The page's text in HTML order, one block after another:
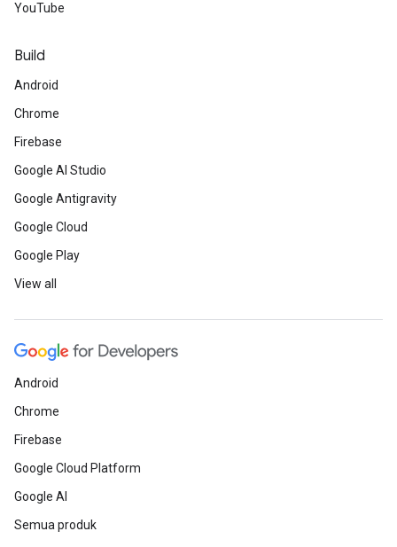
YouTube
Build
Android
Chrome
Firebase
Google AI Studio
Google Antigravity
Google Cloud
Google Play
View all
Android
Chrome
Firebase
Google Cloud Platform
Google AI
Semua produk